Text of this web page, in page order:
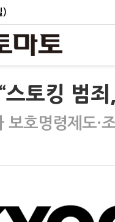
)
스토킹 범
보호명령제도·